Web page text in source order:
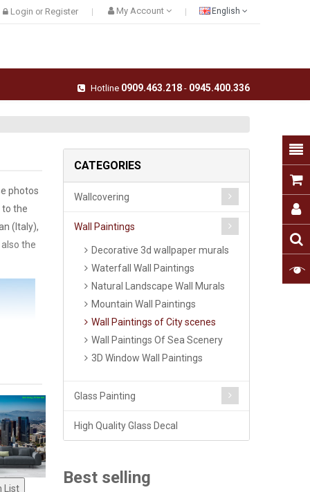
English
Login or Register My Account
Hotline 0909.463.218 - 0945.400.336
photos
to the
(Italy),
the
List
CATEGORIES
Wallcovering
Wall Paintings
Decorative 3d wallpaper murals
Waterfall Wall Paintings
Natural Landscape Wall Murals
Mountain Wall Paintings
Wall Paintings of City scenes
Wall Paintings Of Sea Scenery
3D Window Wall Paintings
Glass Painting
High Quality Glass Decal
Best selling